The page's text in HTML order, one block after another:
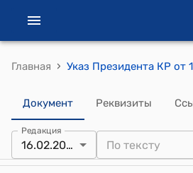
Главная ›
Документ Реквизиты
Редакция
16.02.2002